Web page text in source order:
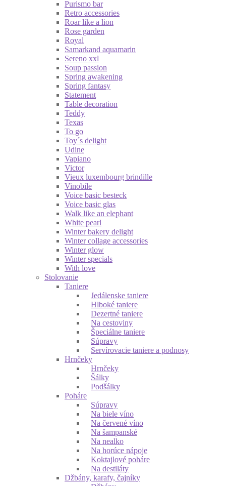
Purismo bar
Retro accessories
Roar like a lion
Rose garden
Royal
Samarkand aquamarin
Sereno xxl
Soup passion
Spring awakening
Spring fantasy
Statement
Table decoration
Teddy
Texas
To go
Toy´s delight
Udine
Vapiano
Victor
Vieux luxembourg brindille
Vinobile
Voice basic besteck
Voice basic glas
Walk like an elephant
White pearl
Winter bakery delight
Winter collage accessories
Winter glow
Winter specials
With love
Stolovanie
Taniere
Jedálenske taniere
Hlboké taniere
Dezertné taniere
Na cestoviny
Špeciálne taniere
Súpravy
Servírovacie taniere a podnosy
Hrnčeky
Hrnčeky
Šálky
Podšálky
Poháre
Súpravy
Na biele víno
Na červené víno
Na šampanské
Na nealko
Na horúce nápoje
Koktajlové poháre
Na destiláty
Džbány, karafy, čajníky